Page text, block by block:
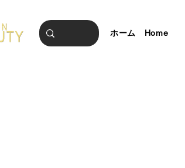
ホーム Home